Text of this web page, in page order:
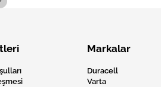
Markalar
Duracell
Varta